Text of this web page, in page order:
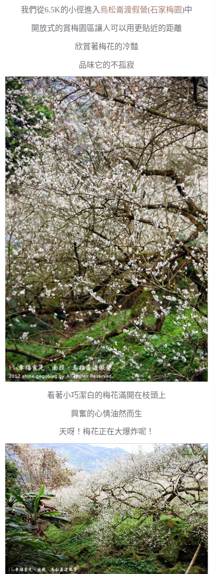
我們從6.5K的小徑進入 烏松崙渡假營(石家梅園)中
開放式的賞梅園區讓人可以用更貼近的距離
欣賞著梅花的冷豔
品味它的不孤寂
看著小巧潔白的梅花滿開在枝頭上
興奮的心情油然而生
天呀！梅花正在大爆炸呢！